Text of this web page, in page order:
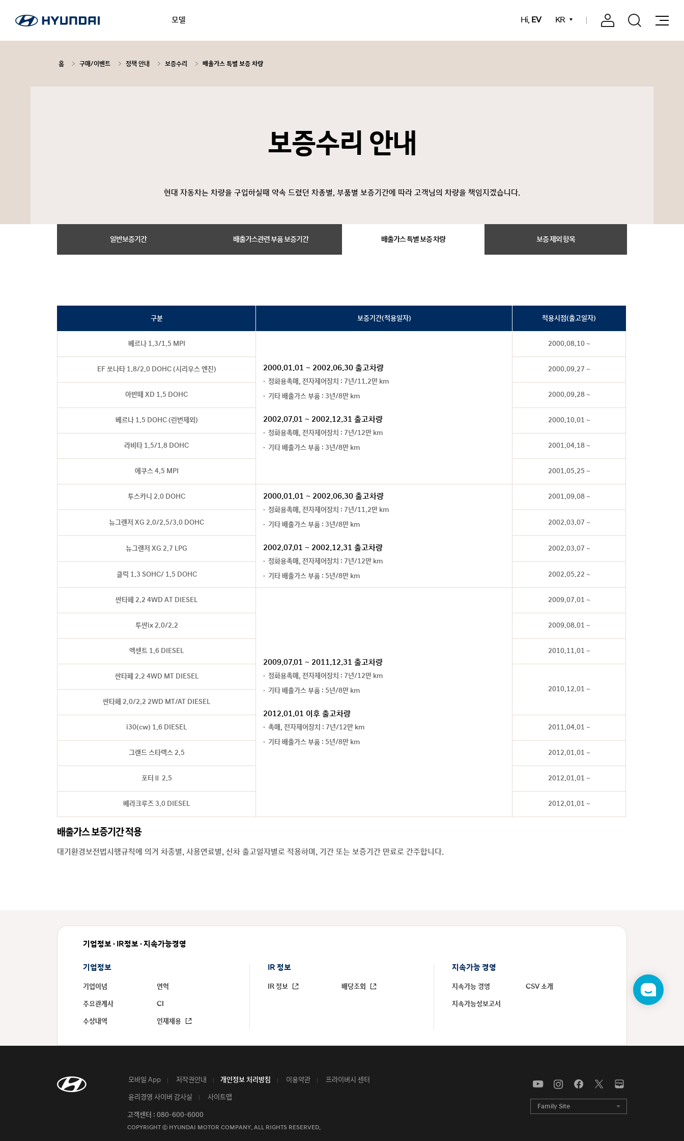
모델 Hi, EV KR
홈 구매/이벤트 정책 안내 보증수리 배출가스 특별 보증 차량
보증수리 안내
현대 자동차는 차량을 구입하실때 약속 드렸던 차종별, 부품별 보증기간에 따라 고객님의 차량을 책임지겠습니다.
일반보증기간 배출가스관련 부품 보증기간 배출가스 특별 보증 차량 보증 제외 항목
구분 보증기간(적용일자) 적용시점(출고일자)
베르나 1.3/1.5 MPI
2000.01.01 ~ 2002.06.30 출고차량
정화용촉매, 전자제어장치 : 7년/11.2만 km
기타 배출가스 부품 : 3년/8만 km
2002.07.01 ~ 2002.12.31 출고차량
정화용촉매, 전자제어장치 : 7년/12만 km
기타 배출가스 부품 : 3년/8만 km
2000.08.10 ~
EF 쏘나타 1.8/2.0 DOHC (시리우스 엔진) 2000.09.27 ~
아반떼 XD 1.5 DOHC 2000.09.28 ~
베르나 1.5 DOHC (린번제외) 2000.10.01 ~
라비타 1.5/1.8 DOHC 2001.04.18 ~
에쿠스 4.5 MPI 2001.05.25 ~
투스카니 2.0 DOHC 2000.01.01 ~ 2002.06.30 출고차량
정화용촉매, 전자제어장치 : 7년/11.2만 km
기타 배출가스 부품 : 3년/8만 km
2002.07.01 ~ 2002.12.31 출고차량
정화용촉매, 전자제어장치 : 7년/12만 km
기타 배출가스 부품 : 5년/8만 km
2001.09.08 ~
뉴그랜저 XG 2.0/2.5/3.0 DOHC 2002.03.07 ~
뉴그랜저 XG 2.7 LPG 2002.03.07 ~
클릭 1.3 SOHC/ 1.5 DOHC 2002.05.22 ~
싼타페 2.2 4WD AT DIESEL
2009.07.01 ~ 2011.12.31 출고차량
정화용촉매, 전자제어장치 : 7년/12만 km
기타 배출가스 부품 : 5년/8만 km
2012.01.01 이후 출고차량
촉매, 전자제어장치 : 7년/12만 km
기타 배출가스 부품 : 5년/8만 km
2009.07.01 ~
투싼ix 2.0/2.2 2009.08.01 ~
엑센트 1.6 DIESEL 2010.11.01 ~
싼타페 2.2 4WD MT DIESEL
2010.12.01 ~
싼타페 2.0/2.2 2WD MT/AT DIESEL
i30(cw) 1.6 DIESEL 2011.04.01 ~
그랜드 스타렉스 2.5 2012.01.01 ~
포터Ⅱ 2.5 2012.01.01 ~
베라크루즈 3.0 DIESEL 2012.01.01 ~
배출가스 보증기간 적용
대기환경보전법시행규칙에 의거 차종별, 사용연료별, 신차 출고일자별로 적용하며, 기간 또는 보증기간 만료로 간주합니다.
챗
봇
기업정보 · IR정보 · 지속가능경영
기업정보
기업이념 연혁
주요관계사 CI
수상내역 인재채용
IR 정보
IR 정보 배당조회
지속가능 경영
지속가능 경영 CSV 소개
지속가능성보고서
모바일 App 저작권안내 개인정보 처리방침 이용약관 프라이버시 센터
윤리경영 사이버 감사실 사이트맵
고객센터 : 080-600-6000
COPYRIGHT ⓒ HYUNDAI MOTOR COMPANY. ALL RIGHTS RESERVED.
Family Site